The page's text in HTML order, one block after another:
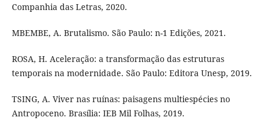
Companhia das Letras, 2020.
MBEMBE, A. Brutalismo. São Paulo: n-1 Edições, 2021.
ROSA, H. Aceleração: a transformação das estruturas
temporais na modernidade. São Paulo: Editora Unesp, 2019.
TSING, A. Viver nas ruínas: paisagens multiespécies no
Antropoceno. Brasília: IEB Mil Folhas, 2019.